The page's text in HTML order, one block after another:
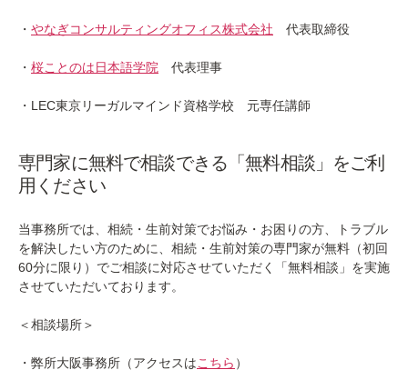
・ やなぎコンサルティングオフィス株式会社 代表取締役
・ 桜ことのは日本語学院 代表理事
・ LEC東京リーガルマインド資格学校 元専任講師
専門家に無料で相談できる「無料相談」をご利
用ください
当事務所では、相続・生前対策でお悩み・お困りの方、トラブル
を解決したい方のために、相続・生前対策の専門家が無料（初回
60分に限り）でご相談に対応させていただく「無料相談」を実施
させていただいております。
＜相談場所＞
・弊所大阪事務所（アクセスはこちら ）